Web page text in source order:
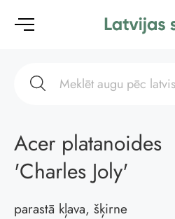
Acer platanoides
'Charles Joly'
parastā kļava, šķirne